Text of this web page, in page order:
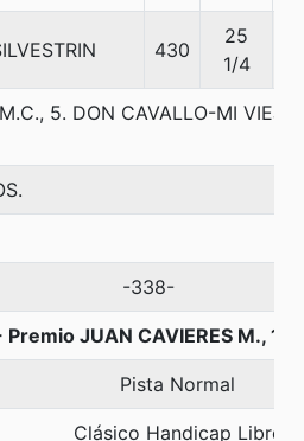
430
25
1/4
5. DON CAVALLO-MI
-338-
Premio JUAN CAVIERES M.,
Pista Normal
Clásico Handicap Libre